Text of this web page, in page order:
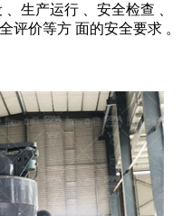
生产运行 、安全检查 、
评价等方 面的安全要求 。